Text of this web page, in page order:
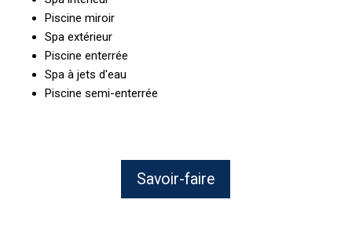
Piscine miroir
Spa extérieur
Piscine enterrée
Spa à jets d'eau
Piscine semi-enterrée
Savoir-faire